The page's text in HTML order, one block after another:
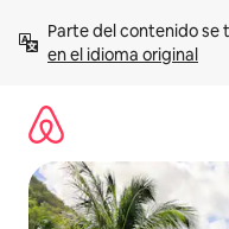
contenido
Parte del contenido
en el idioma original